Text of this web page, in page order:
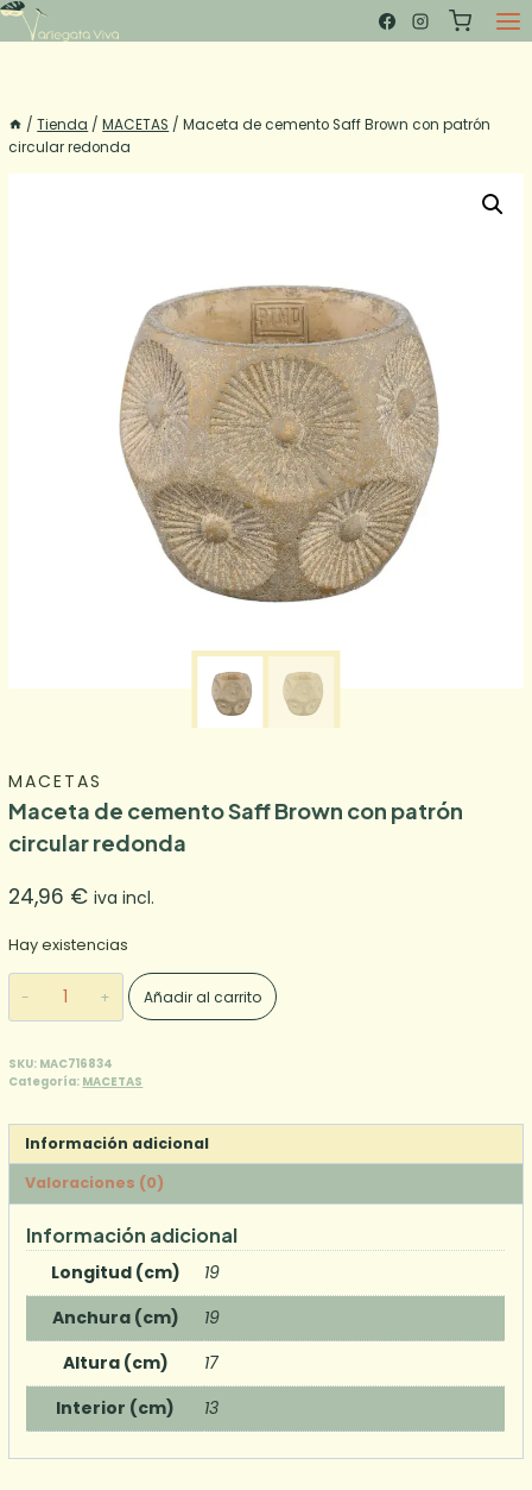
Saltar
al
/ Tienda / MACETAS / Maceta de cemento Saff Brown con patrón
circular redonda
MACETAS
Maceta de cemento Saff Brown con patrón
circular redonda
24,96 € iva incl.
Hay existencias
Maceta
Saff
Brown
patrón
circular
redonda
Añadir al carrito
SKU: MAC716834
Categoría: MACETAS
Información adicional
Valoraciones (0)
Información adicional
Longitud (cm)
19
Anchura (cm)
19
Altura (cm)
17
Interior (cm)
13